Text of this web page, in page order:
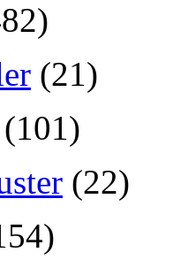
(21)
(101)
(22)